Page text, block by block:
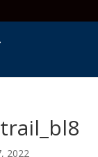
2022